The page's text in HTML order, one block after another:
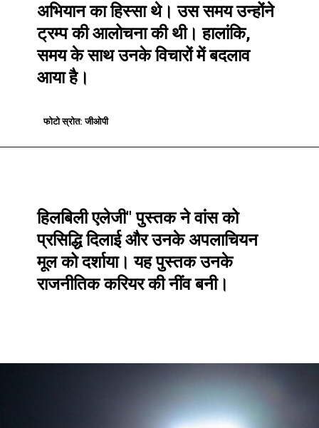
अभियान का हिस्सा थे। उस समय उन्होंने
ट्रम्प की आलोचना की थी। हालांकि,
समय के साथ उनके विचारों में बदलाव
आया है।
फोटो स्रोत: जीओपी
फोटो स्रोत: जीओपी
हिलबिली एलेजी" पुस्तक ने वांस को
प्रसिद्धि दिलाई और उनके अपलाचियन
मूल को दर्शाया। यह पुस्तक उनके
राजनीतिक करियर की नींव बनी।